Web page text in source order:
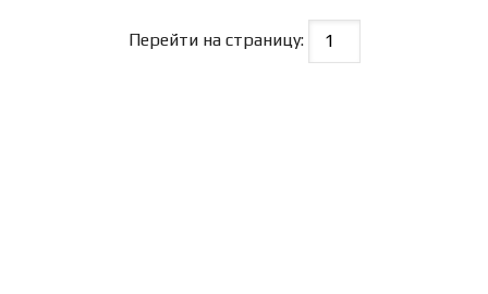
Перейти на страницу: